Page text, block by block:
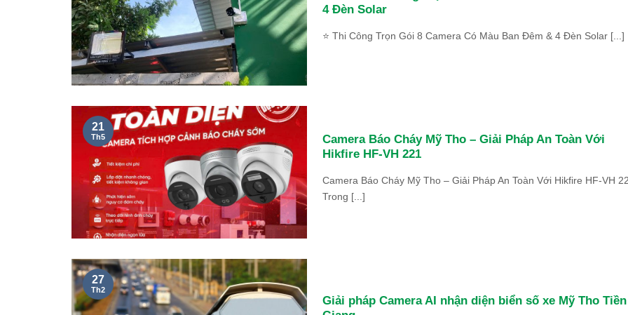
4 Đèn Solar
⭐ Thi Công Trọn Gói 8 Camera Có Màu Ban Đêm & 4 Đèn Solar [...]
Camera Báo Cháy Mỹ Tho – Giải Pháp An Toàn Với
Hikfire HF-VH 221
Camera Báo Cháy Mỹ Tho – Giải Pháp An Toàn Với Hikfire HF-VH
Trong [...]
21
Th5
Giải pháp Camera AI nhận diện biển số xe Mỹ Tho Tiền
27
Th2